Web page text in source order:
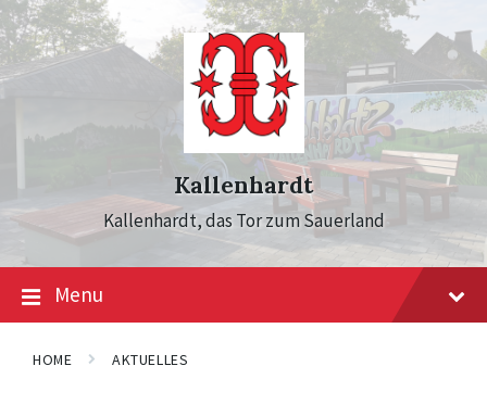
Skip
to
content
Skip
to
main
navigation
Skip
to
footer
Kallenhardt
Kallenhardt, das Tor zum Sauerland
Menu
HOME AKTUELLES